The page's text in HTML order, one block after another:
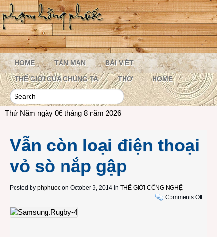
HOME TẢN MẠN BÀI VIẾT
THẾ GIỚI CỦA CHÚNG TA THƠ HOME
Thứ Năm ngày 06 tháng 8 năm 2026
Vẫn còn loại điện thoại
vỏ sò nắp gập
Posted by phphuoc on October 9, 2014 in THẾ GIỚI CÔNG NGHỆ
Comments Offon